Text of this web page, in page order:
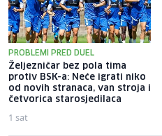
PROBLEMI PRED DUEL
Željezničar bez pola tima
protiv BSK-a: Neće igrati niko
od novih stranaca, van stroja i
četvorica starosjedilaca
1 sat